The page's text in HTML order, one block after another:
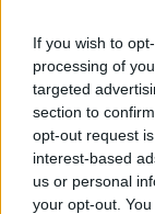
If you wish to
processing of
targeted
section to
opt-out request
interest-based
us or personal
your opt-out.
jagade
dieseltjuv
Lokala brott: •
på miljonbygge •
dränkt i målarfärg